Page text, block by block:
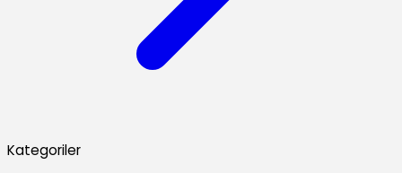
Kategoriler